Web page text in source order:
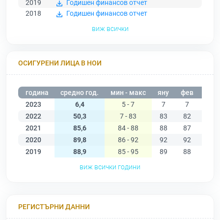
2019
Годишен финансов отчет
2018
Годишен финансов отчет
виж всички
ОСИГУРЕНИ ЛИЦА В НОИ
година средно год. мин - макс яну фев
2023
6,4 5 - 7 7 7
2022
50,3 7 - 83 83 82
2021
85,6 84 - 88 88 87
2020
89,8 86 - 92 92 92
2019
88,9 85 - 95 89 88
виж всички години
РЕГИСТЪРНИ ДАННИ